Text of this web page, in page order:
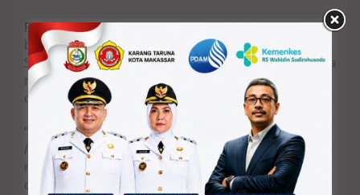
Pendidikan di Politeknik Agraria STPN tidak hanya
berfokus pada penguasaan keterampilan teknis.
Sistem pendidikan berasrama yang diterapkan juga
menjadi sarana pembentukan karakter, integritas,
dan kemampuan sosial para taruna.
“Yang kami bangun tidak hanya keterampilan atau
hard skill, tetapi juga karakter dan integritas. Itu
menjadi bagian penting dalam proses pendidikan
di Politeknik Agraria,” jelas Sri Yanti Achmad.